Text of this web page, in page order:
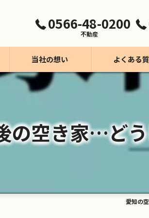
0566-48-0200
不動産
当社の想い
買取事業【モッテコリン】
よくある
の空き家…ど
愛知の